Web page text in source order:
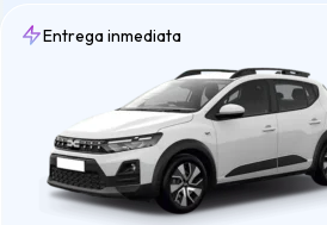
Entrega inmediata